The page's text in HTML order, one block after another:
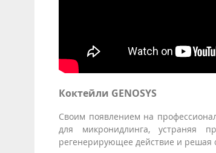
Коктейли GENOSYS
Своим появлением на
для микронидлинга, устраняя
регенерирующее действие и решая